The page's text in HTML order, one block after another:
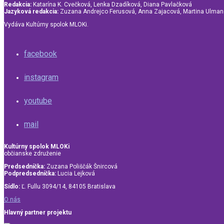
Redakcia: Katarína K. Cvečková, Lenka Dzadíková, Diana Pavlačková
Jazyková redakcia: Zuzana Andrejco Ferusová, Anna Zajacová, Martina
Vydáva Kultúrny spolok MLOKi.
facebook
instagram
youtube
mail
Kultúrny spolok MLOKi
občianske združenie
Predsedníčka: Zuzana Poliščák Šnircová
Podpredsedníčka: Lucia Lejková
Sídlo: Ľ. Fullu 3094/14, 84105 Bratislava
O nás
Hlavný partner projektu